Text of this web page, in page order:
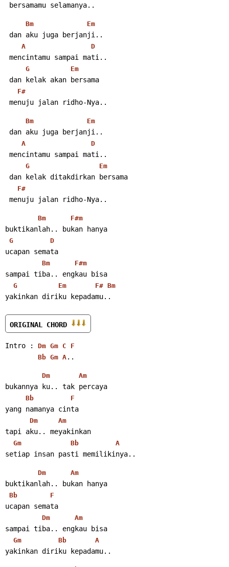
bersamamu selamanya..
Bm Em
dan aku juga berjanji..
A D
mencintamu sampai mati..
G Em
dan kelak akan bersama
F#
menuju jalan ridho-Nya..
Bm Em
dan aku juga berjanji..
A D
mencintamu sampai mati..
G Em
dan kelak ditakdirkan bersama
F#
menuju jalan ridho-Nya..
Bm F#m
buktikanlah.. bukan hanya
G D
ucapan semata
Bm F#m
sampai tiba.. engkau bisa
G Em F# Bm
yakinkan diriku kepadamu..
ORIGINAL CHORD
Intro : Dm Gm C
F
Bb Gm A ..
Dm Am
bukannya ku.. tak percaya
Bb F
yang namanya cinta
Dm Am
tapi aku.. meyakinkan
Gm Bb A
setiap insan pasti memilikinya..
Dm Am
buktikanlah.. bukan hanya
Bb F
ucapan semata
Dm Am
sampai tiba.. engkau bisa
Gm Bb A
yakinkan diriku kepadamu..